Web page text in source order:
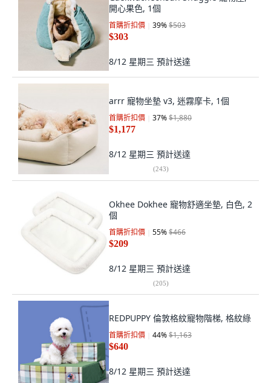
開心果色, 1個
首購折扣價 39%$503
$303
8/12 星期三 預計送達
arrr 寵物坐墊 v3, 迷霧摩卡, 1個
首購折扣價 37%$1,880
$1,177
8/12 星期三 預計送達
(243)
Okhee Dokhee 寵物舒適坐墊, 白色, 2
個
首購折扣價 55%$466
$209
8/12 星期三 預計送達
(205)
REDPUPPY 倫敦格紋寵物階梯, 格紋綠
首購折扣價 44%$1,163
$640
8/12 星期三 預計送達